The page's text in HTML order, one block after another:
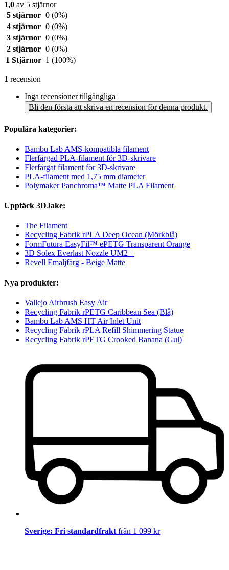
1,0 av 5 stjärnor
5 stjärnor 0 (0%)
4 stjärnor 0 (0%)
3 stjärnor 0 (0%)
2 stjärnor 0 (0%)
1 Stjärnor 1 (100%)
1 recension
Inga recensioner tillgängliga
Bli den första att skriva en recension för denna produkt.
Populära kategorier:
Bambu Lab AMS-kompatibla filament
Flerfärgad PLA-filament för 3D-skrivare
Flerfärgat filament för 3D-skrivare
PLA-filament med 1,75 mm diameter
Polymaker Panchroma™ Matte PLA Filament
Upptäck 3DJake:
The Filament
Recycling Fabrik rPLA Deep Ocean (Mörkblå)
FormFutura EasyFil™ ePETG Transparent Orange
3D Solex Everlast Nozzle UM2 +
Revell Emaljfärg - Beige Matte
Nya produkter:
Vallejo Airbrush Easy Air
Recycling Fabrik rPETG Caribbean Sea (Blå)
Bambu Lab AMS HT Air Inlet Unit
Recycling Fabrik rPLA Refill Shimmering Statue
Recycling Fabrik rPETG Crooked Banana (Gul)
Sverige: Fri standardfraktfrån 1 099 kr